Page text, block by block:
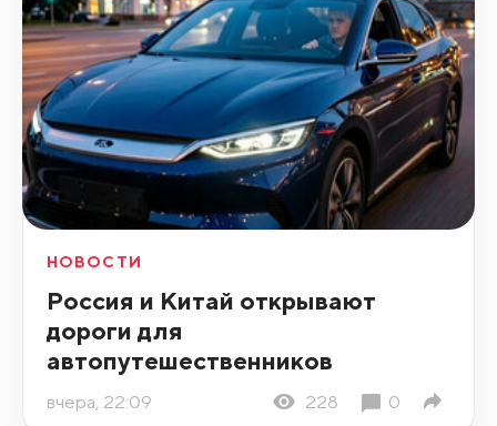
НОВОСТИ
Россия и Китай открывают
дороги для
автопутешественников
вчера, 22:09 228 0